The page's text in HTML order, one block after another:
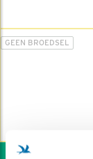
GEEN BROEDSEL